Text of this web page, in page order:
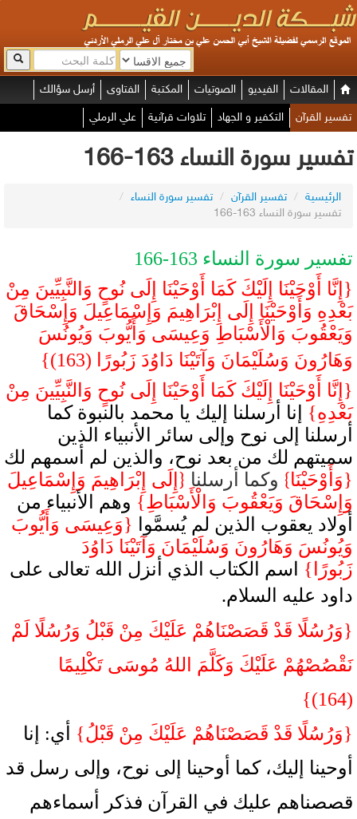
المقالات الفيديو الصوتيات المكتبة الفتاوى أرسل سؤالك
تفسير القرآن التكفير و الجهاد تلاوات قرآنية علي الرملي
تفسير سورة النساء 163-166
الرئيسية / تفسير القرآن / تفسير سورة النساء /
تفسير سورة النساء 163-166
تفسير سورة النساء 163-166
{إِنَّا أَوْحَيْنَا إِلَيْكَ كَمَا أَوْحَيْنَا إِلَى نُوحٍ وَالنَّبِيِّينَ مِنْ
بَعْدِهِ وَأَوْحَيْنَا إِلَى إِبْرَاهِيمَ وَإِسْمَاعِيلَ وَإِسْحَاقَ
وَيَعْقُوبَ وَالْأَسْبَاطِ وَعِيسَى وَأَيُّوبَ وَيُونُسَ
وَهَارُونَ وَسُلَيْمَانَ وَآتَيْنَا دَاوُدَ زَبُورًا (163)}
{إِنَّا أَوْحَيْنَا إِلَيْكَ كَمَا أَوْحَيْنَا إِلَى نُوحٍ وَالنَّبِيِّينَ مِنْ
بَعْدِهِ} إنا أرسلنا إليك يا محمد بالنبوة كما
أرسلنا إلى نوح وإلى سائر الأنبياء الذين
سميتهم لك من بعد نوح، والذين لم أسمهم لك
{وَأَوْحَيْنَا} وكما أرسلنا { إِلَى إِبْرَاهِيمَ وَإِسْمَاعِيلَ
وَإِسْحَاقَ وَيَعْقُوبَ وَالْأَسْبَاطِ} وهم الأنبياء من
أولاد يعقوب الذين لم يُسمَّوا {وَعِيسَى وَأَيُّوبَ
وَيُونُسَ وَهَارُونَ وَسُلَيْمَانَ وَآتَيْنَا دَاوُدَ
زَبُورًا} اسم الكتاب الذي أنزل الله تعالى على
داود عليه السلام.
{وَرُسُلًا قَدْ قَصَصْنَاهُمْ عَلَيْكَ مِنْ قَبْلُ وَرُسُلًا لَمْ
نَقْصُصْهُمْ عَلَيْكَ وَكَلَّمَ اللهُ مُوسَى تَكْلِيمًا
(164)}
{وَرُسُلًا قَدْ قَصَصْنَاهُمْ عَلَيْكَ مِنْ قَبْلُ}
أي: إنا
أوحينا إليك، كما أوحينا إلى نوح، وإلى رسل قد
قصصناهم عليك في القرآن فذكر أسماءهم